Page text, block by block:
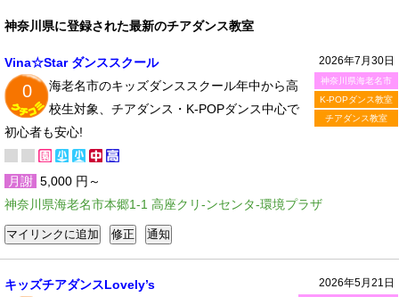
神奈川県に登録された最新のチアダンス教室
2026年7月30日
神奈川県海老名市
K-POPダンス教室
チアダンス教室
Vina☆Star ダンススクール
0
海老名市のキッズダンススクール年中から高
校生対象、チアダンス・K-POPダンス中心で
初心者も安心!
月謝 5,000 円～
神奈川県海老名市本郷1-1 高座クリ-ンセンタ-環境プラザ
2026年5月21日
キッズチアダンスLovely’s